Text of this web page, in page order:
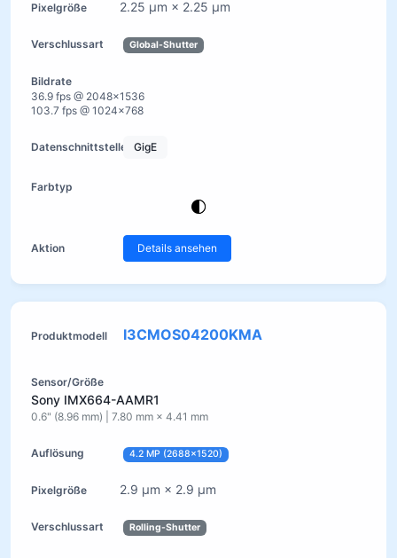
2.25 µm × 2.25 µm
Global-Shutter
36.9 fps @ 2048×1536
103.7 fps @ 1024×768
GigE
Details ansehen
I3CMOS04200KMA
Sony IMX664-AAMR1
0.6" (8.96 mm) | 7.80 mm × 4.41 mm
4.2 MP (2688×1520)
2.9 µm × 2.9 µm
Rolling-Shutter